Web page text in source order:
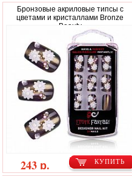
Бронзовые акриловые типсы с
цветами и кристаллами Bronze
Beauty
КУПИТЬ
243 р.